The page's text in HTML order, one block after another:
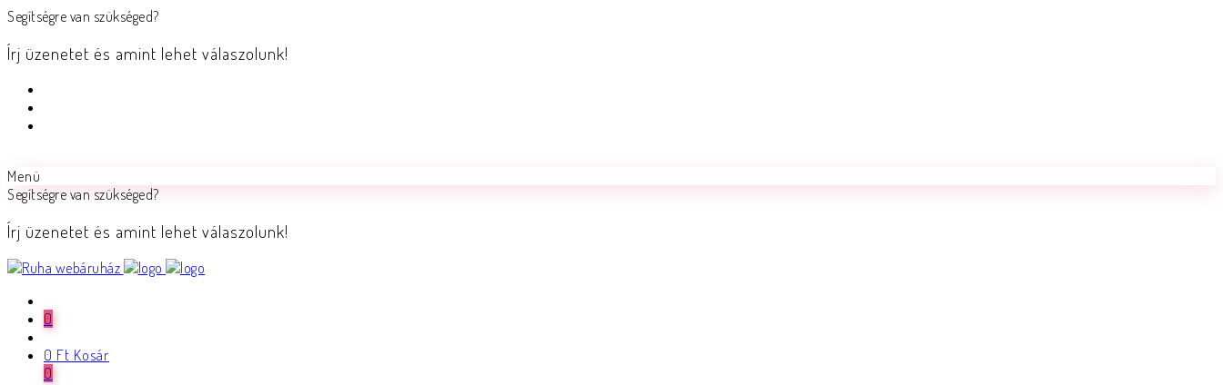
Segítségre van szükséged?
Írj üzenetet és amint lehet válaszolunk!
Menü
Segítségre van szükséged?
Írj üzenetet és amint lehet válaszolunk!
0
0 Ft Kosár
0